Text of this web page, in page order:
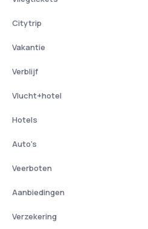
Citytrip
Vakantie
Verblijf
Vlucht+hotel
Hotels
Auto's
Veerboten
Aanbiedingen
Verzekering